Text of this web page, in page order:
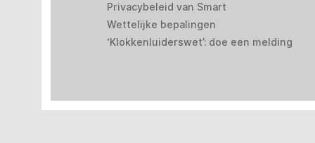
Privacybeleid van Smart
Wettelijke bepalingen
‘Klokkenluiderswet’: doe een melding